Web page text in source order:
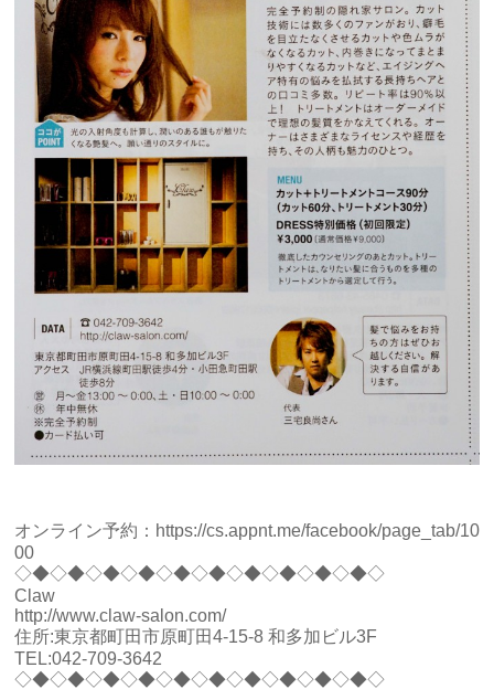
オンライン予約：https://cs.appnt.me/facebook/page_tab/10
00
◇◆◇◆◇◆◇◆◇◆◇◆◇◆◇◆◇◆◇◆◇
Claw
http://www.claw-salon.com/
住所:東京都町田市原町田4-15-8 和多加ビル3F
TEL:042-709-3642
◇◆◇◆◇◆◇◆◇◆◇◆◇◆◇◆◇◆◇◆◇